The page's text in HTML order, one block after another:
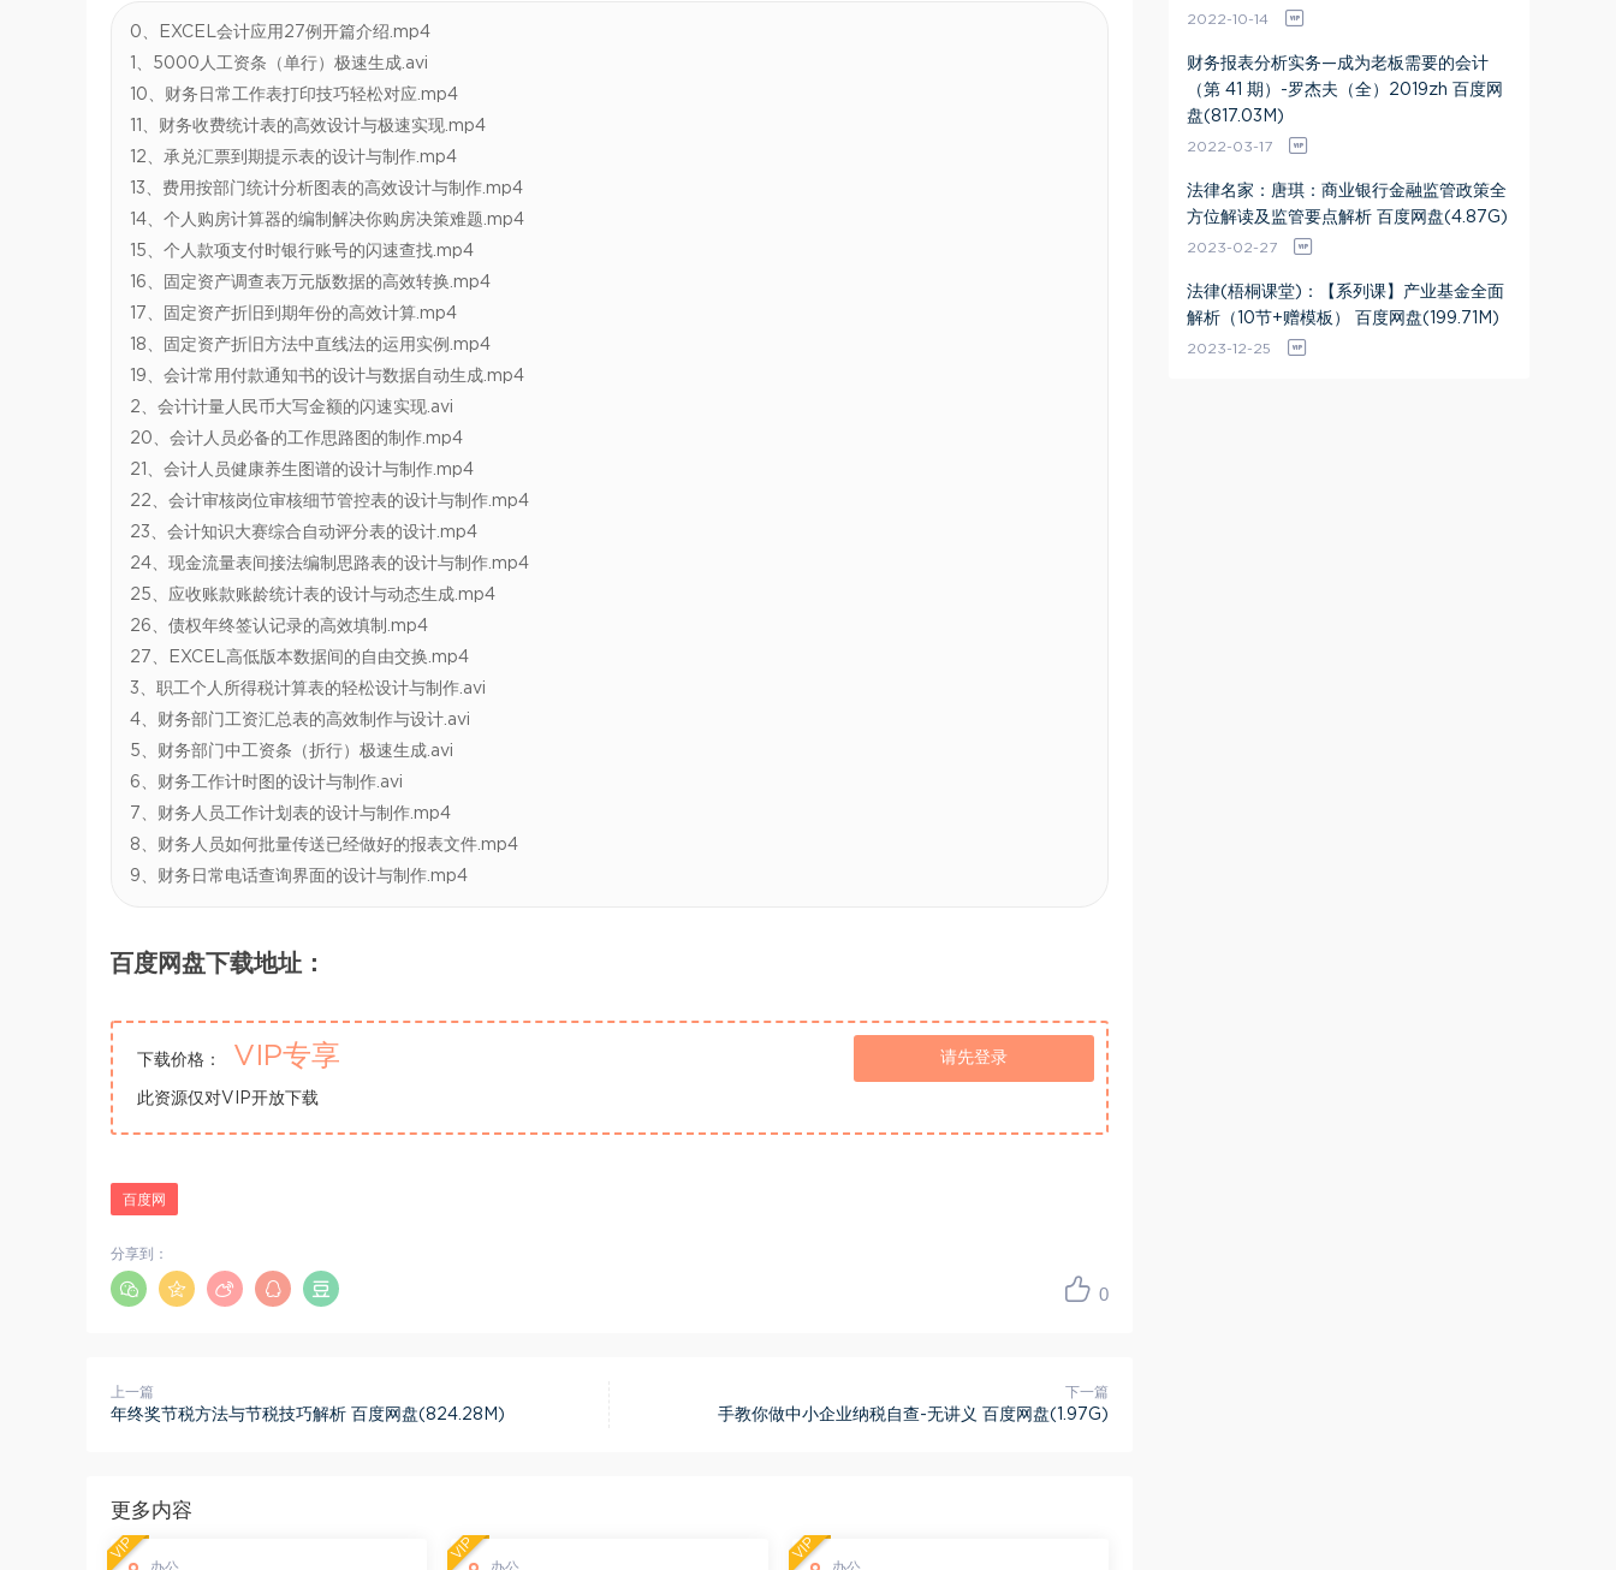
0、EXCEL会计应用27例开篇介绍.mp4
1、5000人工资条（单行）极速生成.avi
10、财务日常工作表打印技巧轻松对应.mp4
11、财务收费统计表的高效设计与极速实现.mp4
12、承兑汇票到期提示表的设计与制作.mp4
13、费用按部门统计分析图表的高效设计与制作.mp4
14、个人购房计算器的编制解决你购房决策难题.mp4
15、个人款项支付时银行账号的闪速查找.mp4
16、固定资产调查表万元版数据的高效转换.mp4
17、固定资产折旧到期年份的高效计算.mp4
18、固定资产折旧方法中直线法的运用实例.mp4
19、会计常用付款通知书的设计与数据自动生成.mp4
2、会计计量人民币大写金额的闪速实现.avi
20、会计人员必备的工作思路图的制作.mp4
21、会计人员健康养生图谱的设计与制作.mp4
22、会计审核岗位审核细节管控表的设计与制作.mp4
23、会计知识大赛综合自动评分表的设计.mp4
24、现金流量表间接法编制思路表的设计与制作.mp4
25、应收账款账龄统计表的设计与动态生成.mp4
26、债权年终签认记录的高效填制.mp4
27、EXCEL高低版本数据间的自由交换.mp4
3、职工个人所得税计算表的轻松设计与制作.avi
4、财务部门工资汇总表的高效制作与设计.avi
5、财务部门中工资条（折行）极速生成.avi
6、财务工作计时图的设计与制作.avi
7、财务人员工作计划表的设计与制作.mp4
8、财务人员如何批量传送已经做好的报表文件.mp4
9、财务日常电话查询界面的设计与制作.mp4
百度网盘下载地址：
下载价格： VIP专享
此资源仅对VIP开放下载
请先登录
百度网
0
分享到：
上一篇
年终奖节税方法与节税技巧解析 百度网盘(824.28M)
下一篇
手教你做中小企业纳税自查-无讲义 百度网盘(1.97G)
更多内容
办公
VIP
办公
VIP
办公
VIP
2022-10-14
财务报表分析实务—成为老板需要的会计
（第 41 期）-罗杰夫（全）2019zh 百度网
盘(817.03M)
2022-03-17
法律名家：唐琪：商业银行金融监管政策全
方位解读及监管要点解析 百度网盘(4.87G)
2023-02-27
法律(梧桐课堂)：【系列课】产业基金全面
解析（10节+赠模板） 百度网盘(199.71M)
2023-12-25